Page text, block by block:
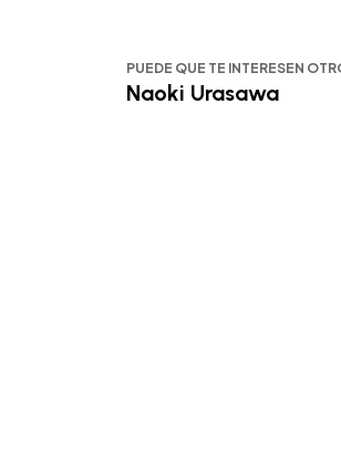
PUEDE QUE TE INTERESEN
Naoki Urasawa